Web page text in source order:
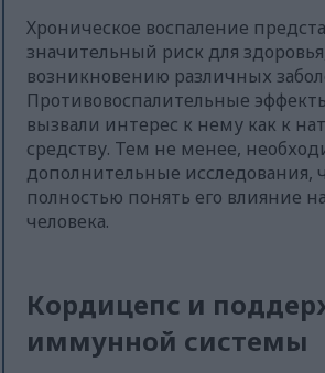
Хроническое воспаление
значительный риск для
возникновению различных
Противовоспалительные
вызвали интерес к нему как к
средству. Тем не менее,
дополнительные исследования,
полностью понять его влияние
человека.
Кордицепс и
иммунной системы